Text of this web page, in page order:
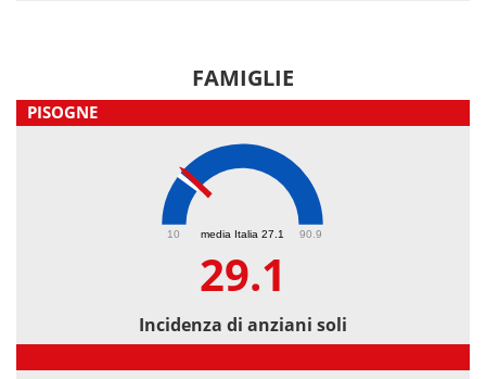
FAMIGLIE
PISOGNE
media Italia 27.1
10 90.9
29.1
Incidenza di anziani soli